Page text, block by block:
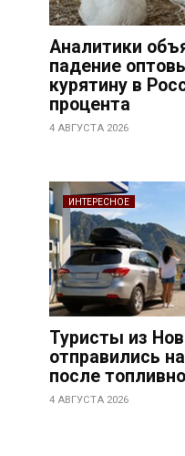
Аналитики
падение
курятину в
процента
4 АВГУСТА 2026
ИНТЕРЕСНОЕ
Туристы из
отправились
после
4 АВГУСТА 2026